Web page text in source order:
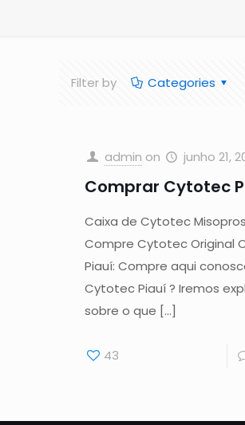
Filter by Categories
admin on junho 21,
Comprar Cytotec
Caixa de Cytotec
Compre Cytotec Original
Piauí: Compre aqui
Cytotec Piauí ? Iremos
sobre o que […]
43